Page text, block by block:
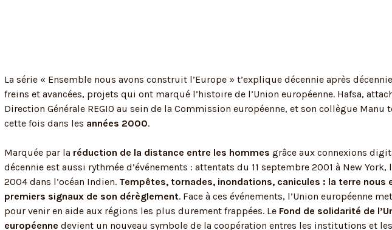
La série « Ensemble nous avons construit l’Europe » t’explique décennie après
freins et avancées, projets qui ont marqué l’histoire de l’Union européenne. Hafsa,
Direction Générale REGIO au sein de la Commission européenne, et son collègue Manu
cette fois dans les années 2000.
Marquée par la réduction de la distance entre les hommes grâce aux connexions
décennie est aussi rythmée d’événements : attentats du 11 septembre 2001 à New
2004 dans l’océan Indien. Tempêtes, tornades, inondations, canicules : la terre nous
premiers signaux de son dérèglement. Face à ces événements, l’Union européenne
pour venir en aide aux régions les plus durement frappées. Le Fond de solidarité de
européenne devient un nouveau symbole de la coopération entres les institutions et